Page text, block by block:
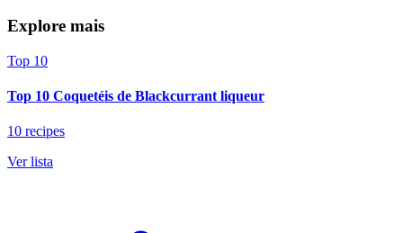
Explore mais
Top 10
Top 10 Coquetéis de Blackcurrant liqueur
10 recipes
Ver lista